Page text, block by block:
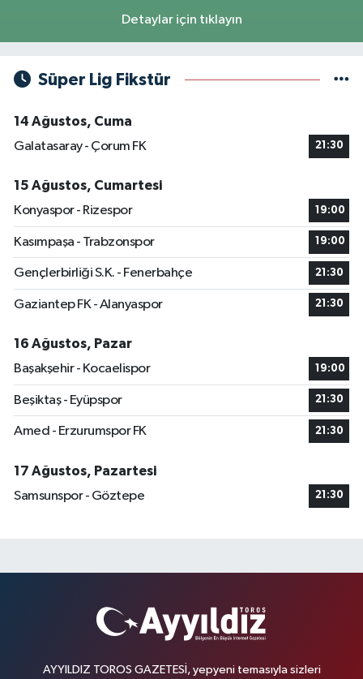
Detaylar için tıklayın
Süper Lig Fikstür
14 Ağustos, Cuma
Galatasaray - Çorum FK
21:30
15 Ağustos, Cumartesi
Konyaspor - Rizespor
19:00
Kasımpaşa - Trabzonspor 19:00
Gençlerbirliği S.K. - Fenerbahçe 21:30
Gaziantep FK - Alanyaspor 21:30
16 Ağustos, Pazar
Başakşehir - Kocaelispor
19:00
Beşiktaş - Eyüpspor 21:30
Amed - Erzurumspor FK 21:30
17 Ağustos, Pazartesi
Samsunspor - Göztepe
21:30
AYYILDIZ TOROS GAZETESİ, yepyeni temasıyla sizleri